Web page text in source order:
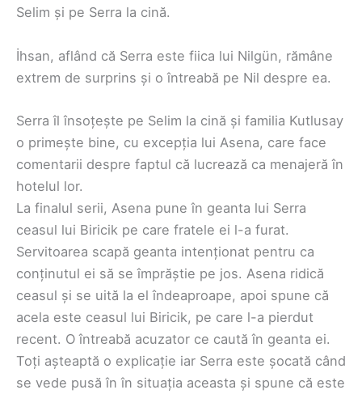
Selim și pe Serra la cină.
İhsan, aflând că Serra este fiica lui Nilgün, rămâne
extrem de surprins și o întreabă pe Nil despre ea.
Serra îl însoțește pe Selim la cină și familia Kutlusay
o primește bine, cu excepția lui Asena, care face
comentarii despre faptul că lucrează ca menajeră în
hotelul lor.
La finalul serii, Asena pune în geanta lui Serra
ceasul lui Biricik pe care fratele ei l-a furat.
Servitoarea scapă geanta intenționat pentru ca
conținutul ei să se împrăștie pe jos. Asena ridică
ceasul și se uită la el îndeaproape, apoi spune că
acela este ceasul lui Biricik, pe care l-a pierdut
recent. O întreabă acuzator ce caută în geanta ei.
Toți așteaptă o explicație iar Serra este șocată când
se vede pusă în în situația aceasta și spune că este